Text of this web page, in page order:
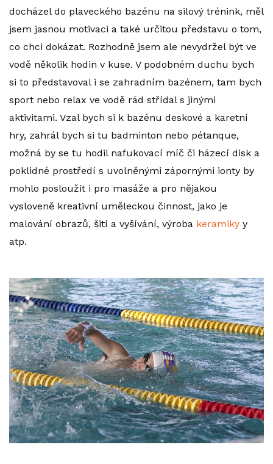
docházel do plaveckého bazénu na silový trénink, měl
jsem jasnou motivaci a také určitou představu o tom,
co chci dokázat. Rozhodně jsem ale nevydržel být ve
vodě několik hodin v kuse. V podobném duchu bych
si to představoval i se zahradním bazénem, tam bych
sport nebo relax ve vodě rád střídal s jinými
aktivitami. Vzal bych si k bazénu deskové a karetní
hry, zahrál bych si tu badminton nebo pétanque,
možná by se tu hodil nafukovací míč či házecí disk a
poklidné prostředí s uvolněnými zápornými ionty by
mohlo posloužit i pro masáže a pro nějakou
vysloveně kreativní uměleckou činnost, jako je
malování obrazů, šití a vyšívání, výroba keramiky y
atp.